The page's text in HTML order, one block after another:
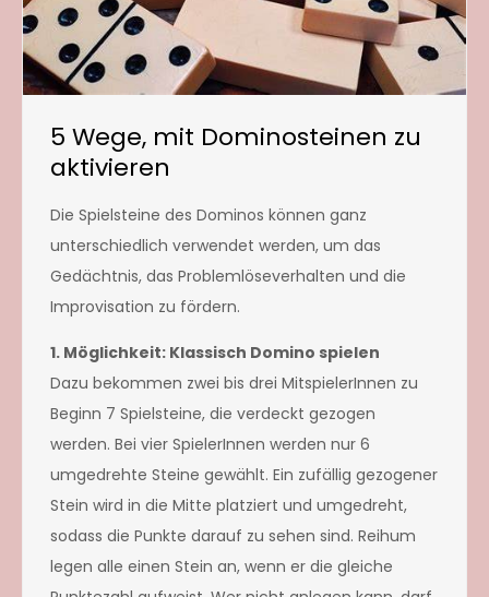
5 Wege, mit Dominosteinen zu
aktivieren
Die Spielsteine des Dominos können ganz
unterschiedlich verwendet werden, um das
Gedächtnis, das Problemlöseverhalten und die
Improvisation zu fördern.
1. Möglichkeit: Klassisch Domino spielen
Dazu bekommen zwei bis drei MitspielerInnen zu
Beginn 7 Spielsteine, die verdeckt gezogen
werden. Bei vier SpielerInnen werden nur 6
umgedrehte Steine gewählt. Ein zufällig gezogener
Stein wird in die Mitte platziert und umgedreht,
sodass die Punkte darauf zu sehen sind. Reihum
legen alle einen Stein an, wenn er die gleiche